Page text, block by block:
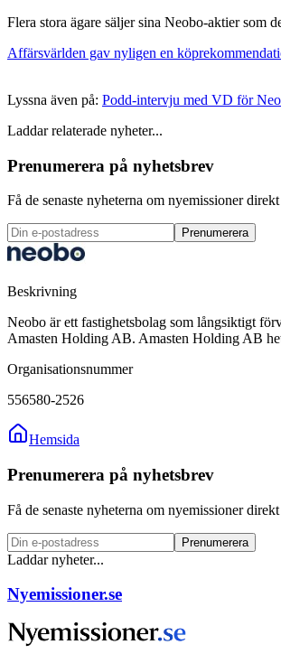
Flera stora ägare säljer sina Neobo-aktier som
Affärsvärlden gav nyligen en
Lyssna även på: Podd-intervju med VD för
Laddar relaterade nyheter...
Prenumerera på nyhetsbrev
Få de senaste nyheterna om nyemissioner
Prenumerera
Beskrivning
Neobo är ett fastighetsbolag som långsiktigt
Amasten Holding AB. Amasten Holding AB
Organisationsnummer
556580-2526
Hemsida
Prenumerera på nyhetsbrev
Få de senaste nyheterna om nyemissioner
Prenumerera
Laddar nyheter...
Nyemissioner.se